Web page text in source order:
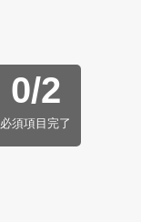
0/2
必須項目完了